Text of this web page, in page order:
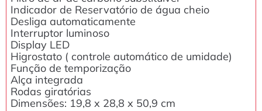
Indicador de Reservatório de água cheio
Desliga automaticamente
Interruptor luminoso
Display LED
Higrostato ( controle automático de umidade)
Função de temporização
Alça integrada
Rodas giratórias
Dimensões: 19,8 x 28,8 x 50,9 cm